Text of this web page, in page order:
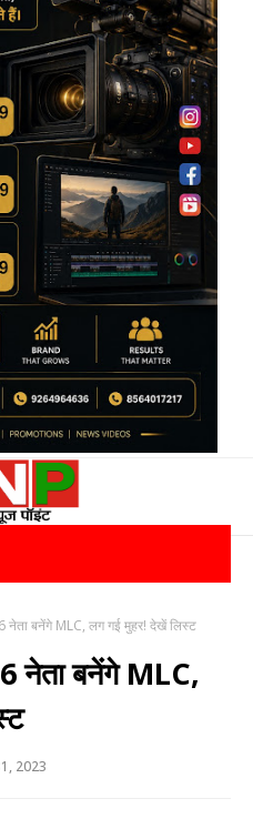
नेता बनेंगे MLC, लग गई मुहर! देखें लिस्ट
नेता बनेंगे MLC,
2023